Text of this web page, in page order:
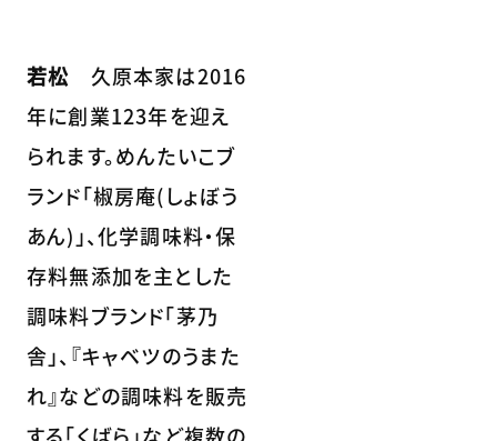
若松 久原本家は2016
年に創業123年を迎え
られます。めんたいこブ
ランド「椒房庵(しょぼう
あん)」、化学調味料・保
存料無添加を主とした
調味料ブランド「茅乃
舎」、『キャベツのうまた
れ』などの調味料を販売
する「くばら」など複数の